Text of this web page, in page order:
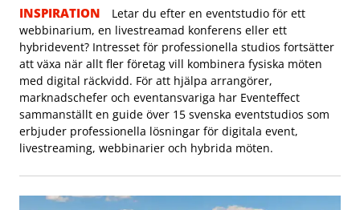
INSPIRATION
Letar du efter en eventstudio för ett
webbinarium, en livestreamad konferens eller ett
hybridevent? Intresset för professionella studios fortsätter
att växa när allt fler företag vill kombinera fysiska möten
med digital räckvidd. För att hjälpa arrangörer,
marknadschefer och eventansvariga har Eventeffect
sammanställt en guide över 15 svenska eventstudios som
erbjuder professionella lösningar för digitala event,
livestreaming, webbinarier och hybrida möten.